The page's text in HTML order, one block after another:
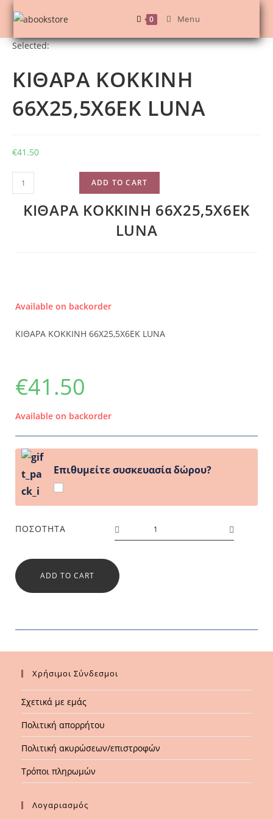
0 Menu
Selected:
ΚΙΘΑΡΑ ΚΟΚΚΙΝΗ
66Χ25,5Χ6ΕΚ LUNA
€41.50
ADD TO CART
ΚΙΘΑΡΑ ΚΟΚΚΙΝΗ 66Χ25,5Χ6ΕΚ
LUNA
Available on backorder
ΚΙΘΑΡΑ ΚΟΚΚΙΝΗ 66Χ25,5Χ6ΕΚ LUNA
€41.50
Available on backorder
Επιθυμείτε συσκευασία δώρου?
ΠΟΣΌΤΗΤΑ
ADD TO CART
Χρήσιμοι Σύνδεσμοι
Σχετικά με εμάς
Πολιτική απορρήτου
Πολιτική ακυρώσεων/επιστροφών
Τρόποι πληρωμών
Λογαριασμός